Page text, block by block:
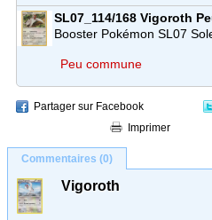
SL07_114/168 Vigoroth
Booster Pokémon SL07
Peu commune
Partager sur Facebook
Imprimer
Commentaires (0)
Vigoroth